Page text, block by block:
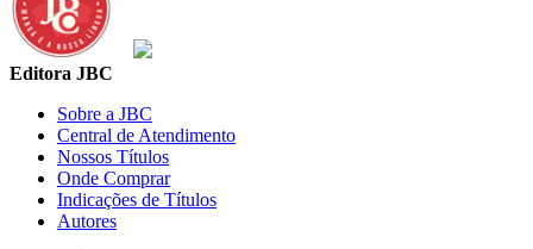
Editora JBC
Sobre a JBC
Central de Atendimento
Nossos Títulos
Onde Comprar
Indicações de Títulos
Autores